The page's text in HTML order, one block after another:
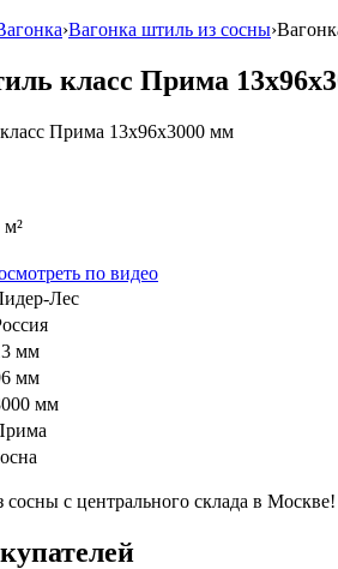
›Вагонка штиль из сосны›
класс Прима
по видео
Лес
мм
мм
мм
с центрального склада в